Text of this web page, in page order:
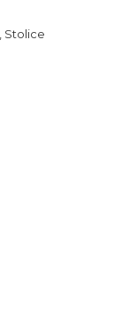
Stolice